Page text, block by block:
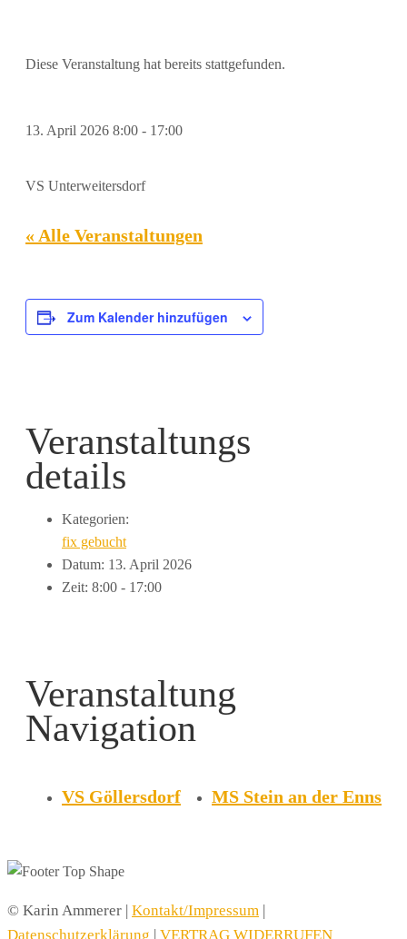
Diese Veranstaltung hat bereits stattgefunden.
13. April 2026 8:00 - 17:00
VS Unterweitersdorf
« Alle Veranstaltungen
Zum Kalender hinzufügen
Veranstaltungs
details
Kategorien:
fix gebucht
Datum: 13. April 2026
Zeit: 8:00 - 17:00
Veranstaltung
Navigation
VS Göllersdorf MS Stein an der Enns
© Karin Ammerer | Kontakt/Impressum |
Datenschutzerklärung | VERTRAG WIDERRUFEN